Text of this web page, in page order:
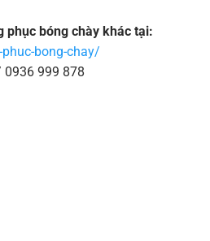
phục bóng chày khác tại:
bong-chay/
999 878